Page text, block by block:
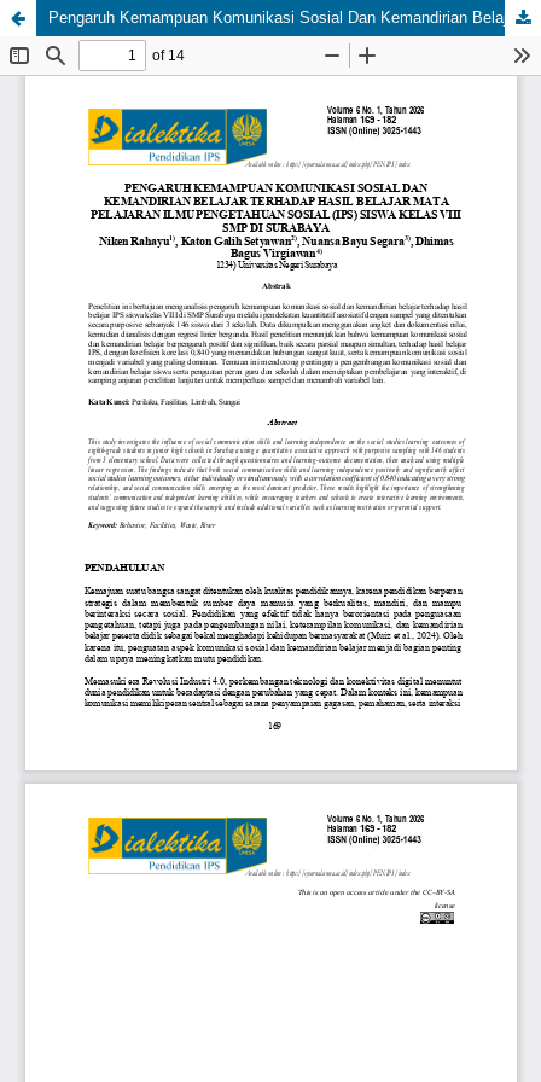
Pengaruh Kemampuan Komunikasi Sosial Dan Kemandirian Belajar Terhadap Hasil Belajar Mata Pelajaran Ilmu Pengetahuan Sosial (IPS) Siswa Kelas VIII Di Surabaya